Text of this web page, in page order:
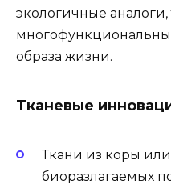
экологичные аналоги,
образа жизни.
Тканевые
Ткани из коры или
биоразлагаемых